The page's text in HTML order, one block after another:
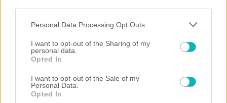
Please note that this website/app uses one or more Google
not limited to your visit or usage behaviour. You may click to
grant or deny consent to Google and its third-party tags to
use your data for below specified purposes in below Google
consent section.
Personal Data Processing Opt Outs
I want to opt-out of the Sharing of my
personal data.
Opted In
I want to opt-out of the Sale of my
Personal Data.
Opted In